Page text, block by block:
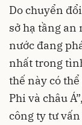
Do chuyển
sở hạ tầng
nước đang
nhất trong
thế này có
Phi và châu
công ty tư